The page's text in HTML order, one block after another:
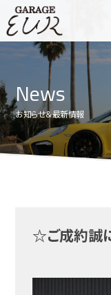
ニュース
在庫車情報
EURスポーツ
アクセス
News
お知らせ＆最新情報
☆ご成約誠